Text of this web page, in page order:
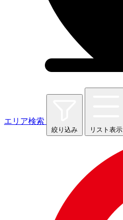
エリア検索
絞り込み リスト表示